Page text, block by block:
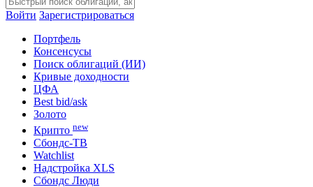
Войти Зарегистрироваться
Портфель
Консенсусы
Поиск облигаций (ИИ)
Кривые доходности
ЦФА
Best bid/ask
Золото
Крипто new
Сбондс-ТВ
Watchlist
Надстройка XLS
Сбондс Люди